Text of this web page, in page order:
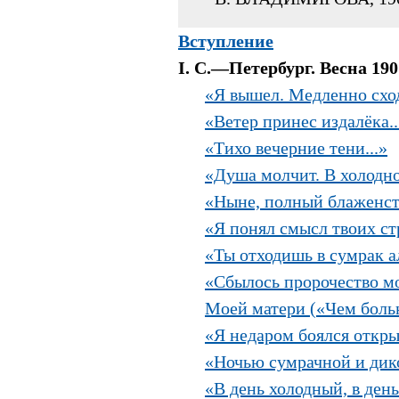
Вступление
I. С.—Петербург. Весна
«Я вышел. Медленно
«Ветер принес
«Тихо вечерние тени...»
«Душа молчит. В
«Ныне, полный
«Я понял смысл твоих
«Ты отходишь в сумрак
«Сбылось пророчество
Моей матери («Чем
«Я недаром боялся
«Ночью сумрачной и
«В день холодный, в